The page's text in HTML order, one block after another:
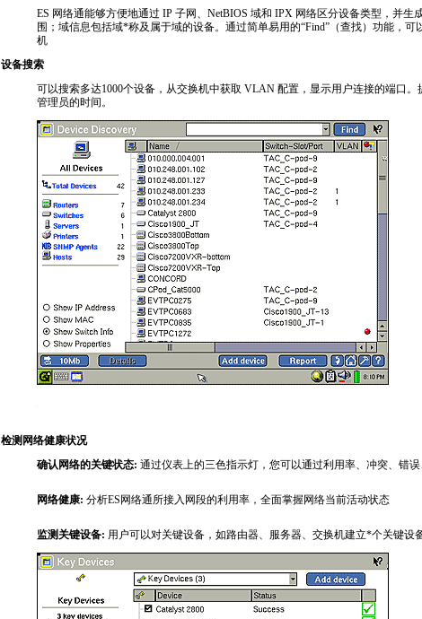
ES 网络通能够方便地通过 IP 子网、NetBIOS 域和 IPX 网络区分设备类型，并
围；域信息包括域*称及属于域的设备。通过简单易用的“Find”（查找）功能，可
机
设备搜索
可以搜索多达1000个设备，从交换机中获取 VLAN 配置，显示用户连接的端口
管理员的时间。
检测网络健康状况
确认网络的关键状态: 通过仪表上的三色指示灯，您可以通过利用率、冲突、错
网络健康: 分析ES网络通所接入网段的利用率，全面掌握网络当前活动状态
监测关键设备: 用户可以对关键设备，如路由器、服务器、交换机建立*个关键设